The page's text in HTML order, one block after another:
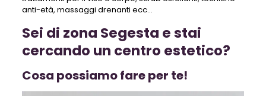
anti-età, massaggi drenanti ecc…
Sei di zona Segesta e stai
cercando un centro estetico?
Cosa possiamo fare per te!